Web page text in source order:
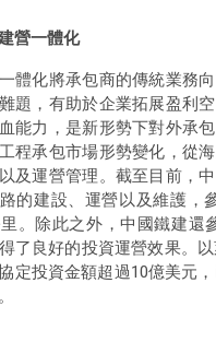
營一體化
體化將承包商的傳統業務
題，有助於企業拓展盈利
能力，是新形勢下對外承
程承包市場形勢變化，從
及運營管理。截至目前，
的建設、運營以及維護，
。除此之外，中國鐵建還
了良好的投資運營效果。
定投資金額超過10億美元